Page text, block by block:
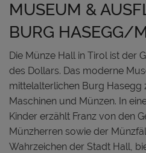
MUSEUM &
BURG HASEGG/
Die Münze Hall in Tirol ist der
des Dollars. Das moderne
mittelalterlichen Burg Hasegg
Maschinen und Münzen. In
Kinder erzählt Franz von den
Münzherren sowie der
Wahrzeichen der Stadt Hall,